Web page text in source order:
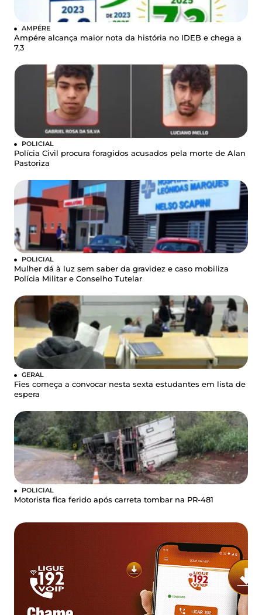
AMPÉRE
Ampére alcança maior nota da história no IDEB e chega a
7,3
POLICIAL
Polícia Civil procura foragidos acusados pela morte de Alan
Pastoriza
POLICIAL
Mulher dá à luz sem saber da gravidez e caso mobiliza
Polícia Militar e Conselho Tutelar
GERAL
Fies começa a convocar nesta sexta estudantes em lista de
espera
POLICIAL
Motorista fica ferido após carreta tombar na PR-481